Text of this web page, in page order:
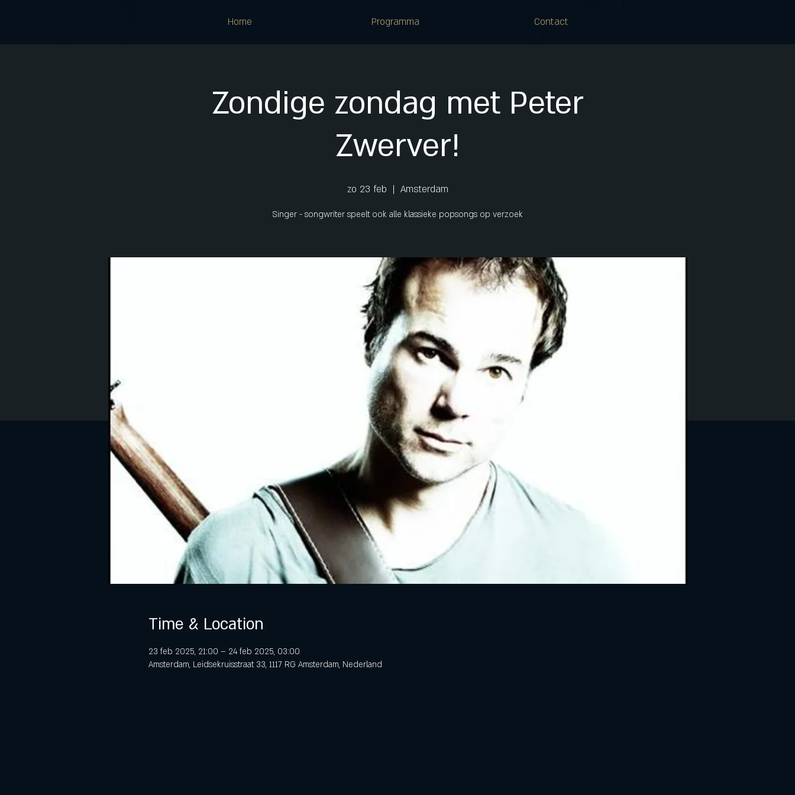
Home Programma Contact
Zondige zondag met Peter
Zwerver!
zo 23 feb
  |
Amsterdam
Singer - songwriter speelt ook alle klassieke popsongs op verzoek
Time & Location
23 feb 2025, 21:00 – 24 feb 2025, 03:00
Amsterdam, Leidsekruisstraat 33, 1117 RG Amsterdam, Nederland